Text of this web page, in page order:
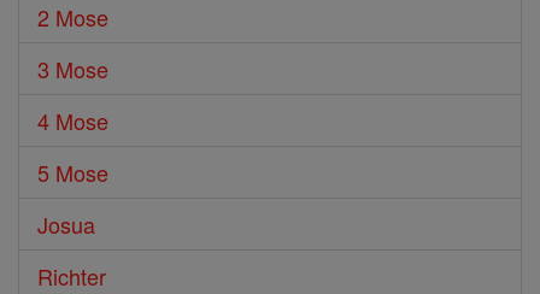
2 Mose
3 Mose
4 Mose
5 Mose
Josua
Richter